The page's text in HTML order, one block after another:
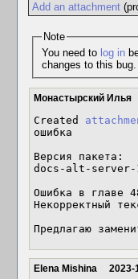
Add an attachment
Note
You need to log inbefore you can comment on or make
changes to this bug.
Монастырский Илья
Created
ошибка
Версия пакета:
docs-alt-
Ошибка в главе
Некорректный
Предлагаю
Elena Mishina 2023-